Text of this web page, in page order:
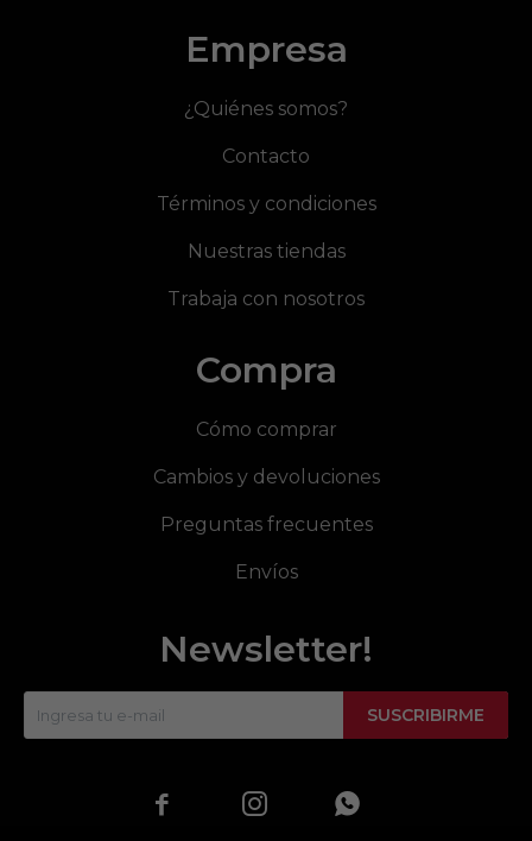
Empresa
¿Quiénes somos?
Contacto
Términos y condiciones
Nuestras tiendas
Trabaja con nosotros
Compra
Cómo comprar
Cambios y devoluciones
Preguntas frecuentes
Envíos
Newsletter!
SUSCRIBIRME
  